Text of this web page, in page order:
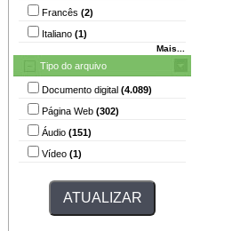
Francês (2)
Italiano (1)
Mais...
Tipo do arquivo
Documento digital (4.089)
Página Web (302)
Áudio (151)
Vídeo (1)